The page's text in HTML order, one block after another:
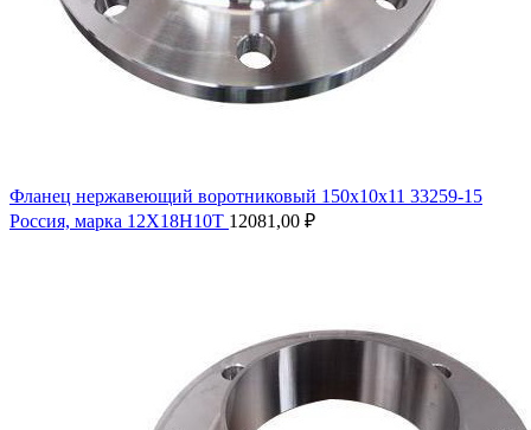
Фланец нержавеющий воротниковый 150х10х11 33259-15
Россия, марка 12Х18Н10Т 12081,00 ₽